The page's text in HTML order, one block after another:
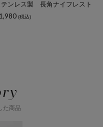
テンレス製 長角ナイフレスト
(税込)
た商品